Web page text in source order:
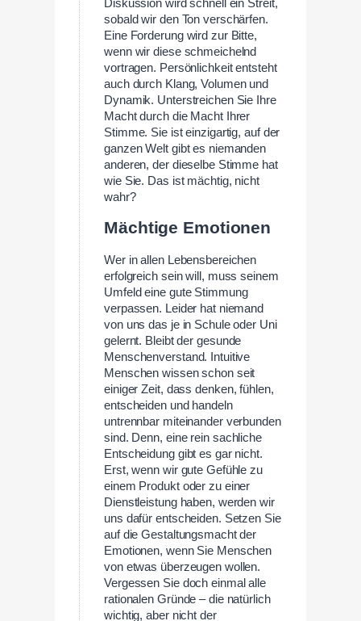
Diskussion wird schnell ein Streit,
sobald wir den Ton verschärfen.
Eine Forderung wird zur Bitte,
wenn wir diese schmeichelnd
vortragen. Persönlichkeit entsteht
auch durch Klang, Volumen und
Dynamik. Unterstreichen Sie Ihre
Macht durch die Macht Ihrer
Stimme. Sie ist einzigartig, auf der
ganzen Welt gibt es niemanden
anderen, der dieselbe Stimme hat
wie Sie. Das ist mächtig, nicht
wahr?
Mächtige Emotionen
Wer in allen Lebensbereichen
erfolgreich sein will, muss seinem
Umfeld eine gute Stimmung
verpassen. Leider hat niemand
von uns das je in Schule oder Uni
gelernt. Bleibt der gesunde
Menschenverstand. Intuitive
Menschen wissen schon seit
einiger Zeit, dass denken, fühlen,
entscheiden und handeln
untrennbar miteinander verbunden
sind. Denn, eine rein sachliche
Entscheidung gibt es gar nicht.
Erst, wenn wir gute Gefühle zu
einem Produkt oder zu einer
Dienstleistung haben, werden wir
uns dafür entscheiden. Setzen Sie
auf die Gestaltungsmacht der
Emotionen, wenn Sie Menschen
von etwas überzeugen wollen.
Vergessen Sie doch einmal alle
rationalen Gründe – die natürlich
wichtig, aber nicht der